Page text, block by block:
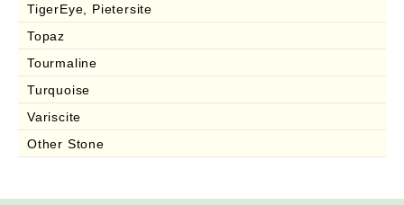
TigerEye, Pietersite
Topaz
Tourmaline
Turquoise
Variscite
Other Stone